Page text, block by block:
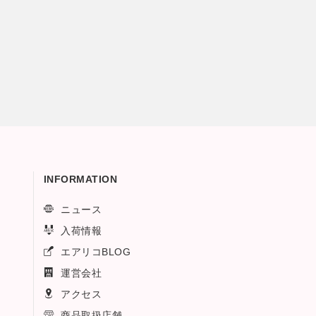
INFORMATION
ニュース
入荷情報
エアリコBLOG
運営会社
アクセス